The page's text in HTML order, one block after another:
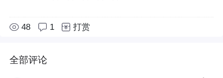
48 1 打赏
全部评论